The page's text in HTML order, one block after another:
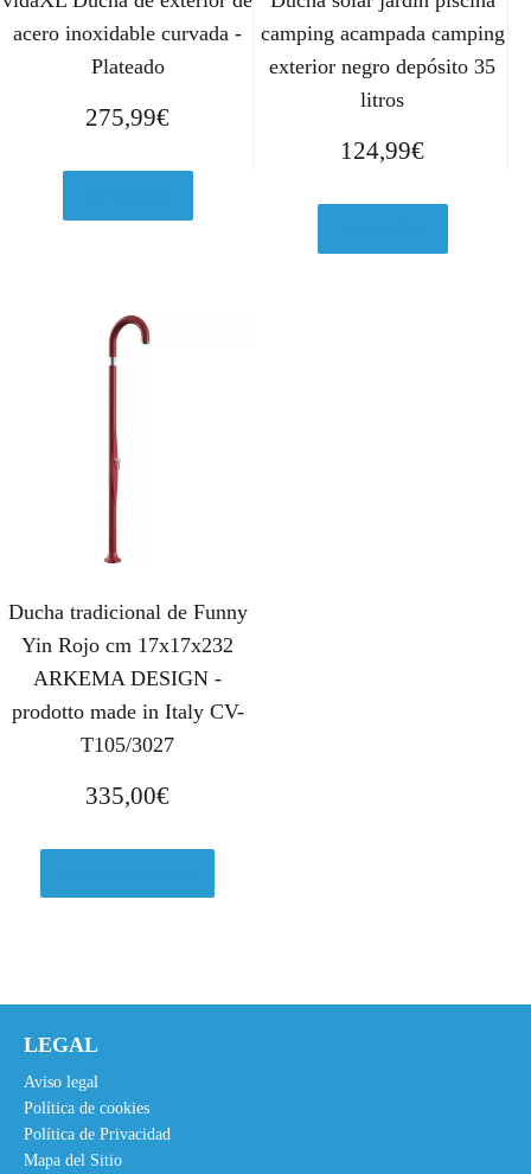
acero inoxidable curvada -
Plateado
275,99€
camping acampada camping
exterior negro depósito 35
litros
124,99€
Ducha tradicional de Funny
Yin Rojo cm 17x17x232
ARKEMA DESIGN -
prodotto made in Italy CV-
T105/3027
335,00€
LEGAL
Aviso legal
Política de cookies
Política de Privacidad
Mapa del Sitio